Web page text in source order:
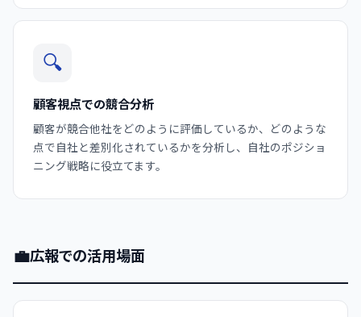
🔍
顧客視点での競合分析
顧客が競合他社をどのように評価しているか、どのような
点で自社と差別化されているかを分析し、自社のポジショ
ニング戦略に役立てます。
💼広報での活用場面